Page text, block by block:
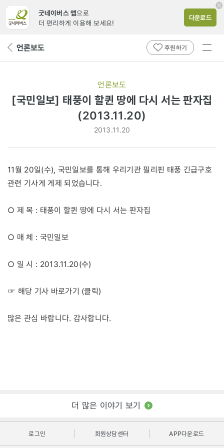
굿네이버스 앱으로
더 편리하게 이용해 보세요!
다운로드
뒤 언론보도 후원하기
전체
언론보도
[국민일보] 태풍이 할퀸 땅에 다시 서는 판자집
(2013.11.20)
2013.11.20
11월 20일(수), 국민일보를 통해 우리기관 필리핀 태풍 긴급구호
관련 기사게 게제 되었습니다.
○ 제 목 : 태풍이 할퀸 땅에 다시 서는 판자집
○ 매 체 : 국민일보
○ 일 시 : 2013.11.20(수)
☞ 해당 기사 바로가기 (클릭)
많은 관심 바랍니다. 감사합니다.
더 많은 이야기 보기
로그인 회원상담센터 APP다운로드